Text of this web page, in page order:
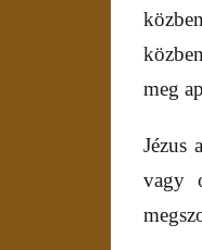
meg
Jézus
vagy